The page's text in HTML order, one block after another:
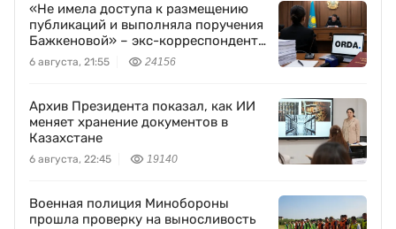
«Не имела доступа к размещению
публикаций и выполняла поручения
Бажкеновой» – экс-корреспондент
Orda.kz Дуйсенова
6 августа, 21:55 24156
Архив Президента показал, как ИИ
меняет хранение документов в
Казахстане
6 августа, 22:45 19140
Военная полиция Минобороны
прошла проверку на выносливость